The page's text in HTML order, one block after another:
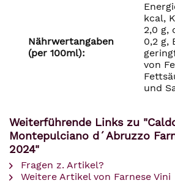
Nährwertangaben
(per 100ml):
kcal,
2,0 g,
0,2 g,
von
und
Weiterführende Links zu
Montepulciano d´Abruzzo
2024"
Fragen z. Artikel?
Weitere Artikel von Farnese Vini